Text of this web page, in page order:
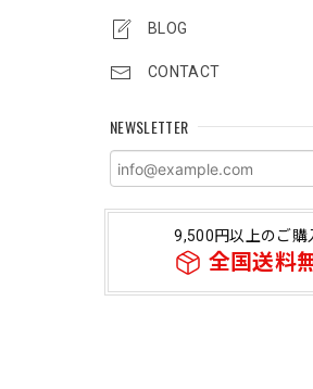
BLOG
CONTACT
NEWSLETTER
9,500円以上のご購
全国送料